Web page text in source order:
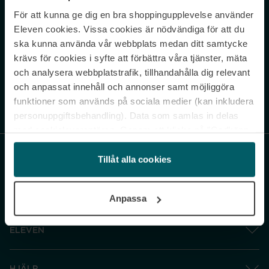
För att kunna ge dig en bra shoppingupplevelse använder
Eleven cookies. Vissa cookies är nödvändiga för att du
ska kunna använda vår webbplats medan ditt samtycke
krävs för cookies i syfte att förbättra våra tjänster, mäta
och analysera webbplatstrafik, tillhandahålla dig relevant
och anpassat innehåll och annonser samt möjliggöra
funktioner som används på sociala medier (kan inkludera
personuppgiftsbehandling). Data som samlas in delas
och gå vidare” accepterar du samtliga cookies medan du
under ”Inställningar” kan anpassa användningen av
cookies. Du kan återkalla ditt samtycke när som helst.
Tillåt alla cookies
Anpassa
Never miss a beat.
Sign up to our newsletter.
Genom att prenumerera accepterar du vår Integritetspolicy. Avprenumerera
ELEVEN